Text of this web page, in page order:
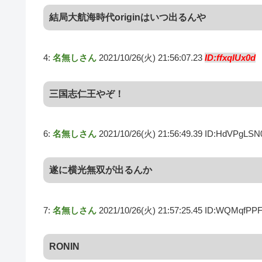
結局大航海時代originはいつ出るんや
4: 名無しさん 2021/10/26(火) 21:56:07.23 ID:ffxqIUx0d
三国志仁王やぞ！
6: 名無しさん 2021/10/26(火) 21:56:49.39
遂に横光無双が出るんか
7: 名無しさん 2021/10/26(火) 21:57:25.45
RONIN